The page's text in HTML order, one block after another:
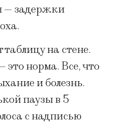
— задержки
на стене.
это норма. Все, что
и болезнь.
паузы в 5
с надписью